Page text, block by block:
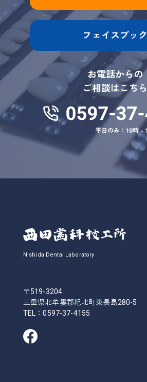
フェイスブック
お電話からの
ご相談はこちら
Nishida Dental Laboratory
〒519-3204
三重県北牟婁郡紀北町東長島280-5
TEL：0597-37-4155